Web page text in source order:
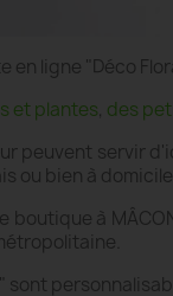
en ligne "Déco
et plantes, des
peuvent servir
ou bien à domicile
boutique à